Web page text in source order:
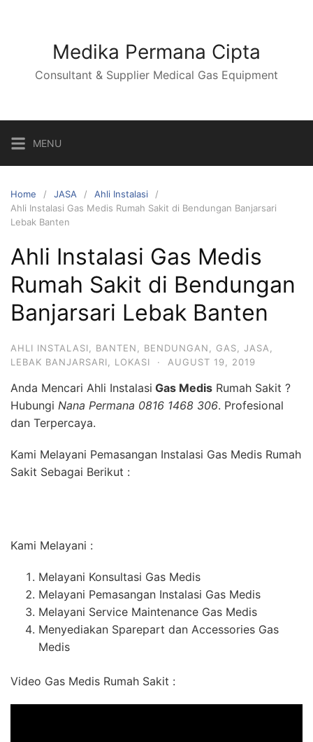
Medika Permana Cipta
Consultant & Supplier Medical Gas Equipment
MENU
Home JASA
Ahli Instalasi
Ahli Instalasi Gas Medis Rumah Sakit di Bendungan Banjarsari
Lebak Banten
Ahli Instalasi Gas Medis
Rumah Sakit di Bendungan
Banjarsari Lebak Banten
AHLI INSTALASI BANTEN BENDUNGAN GAS JASA
LEBAK BANJARSARI
LOKASI · AUGUST 19, 2019
Anda Mencari Ahli Instalasi Gas Medis Rumah Sakit ?
Hubungi Nana Permana 0816 1468 306. Profesional
dan Terpercaya.
Kami Melayani Pemasangan Instalasi Gas Medis Rumah
Sakit Sebagai Berikut :
Kami Melayani :
Melayani Konsultasi Gas Medis
Melayani Pemasangan Instalasi Gas Medis
Melayani Service Maintenance Gas Medis
Menyediakan Sparepart dan Accessories Gas
Medis
Video Gas Medis Rumah Sakit :